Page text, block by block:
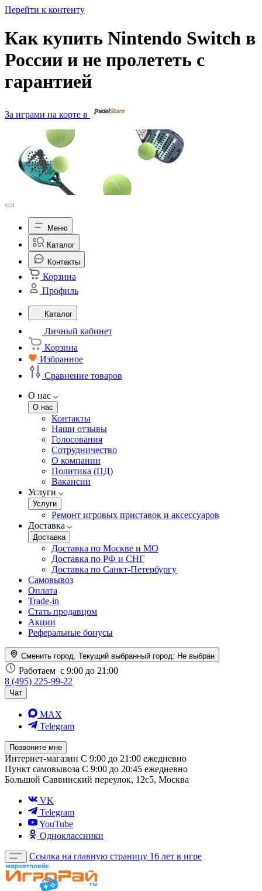
Перейти к контенту
Как купить Nintendo Switch в
России и не пролететь с
гарантией
За играми на корте в
Меню
Каталог
Контакты
Корзина
Профиль
Каталог
Личный кабинет
Корзина
Избранное
Сравнение товаров
О нас
О нас
Контакты
Наши отзывы
Голосования
Сотрудничество
О компании
Политика (ПД)
Вакансии
Услуги
Услуги
Ремонт игровых приставок и аксессуаров
Доставка
Доставка
Доставка по Москве и МО
Доставка по РФ и СНГ
Доставка по Санкт-Петербургу
Самовывоз
Оплата
Trade-in
Стать продавцом
Акции
Реферальные бонусы
Сменить город. Текущий выбранный город: Не выбран
Работаем с 9:00 до 21:00
8 (495) 225-99-22
Чат
MAX
Telegram
Позвоните мне
Интернет-магазин С 9:00 до 21:00 ежедневно
Пункт самовывоза С 9:00 до 20:45 ежедневно
Большой Саввинский переулок, 12с5, Москва
VK
Telegram
YouTube
Одноклассники
Ссылка на главную страницу 16 лет в игре